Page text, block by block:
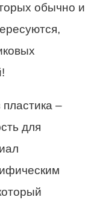
обычно и
–
для